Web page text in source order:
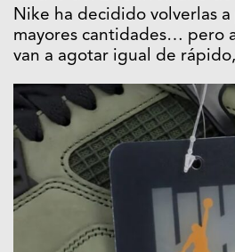
Nike ha decidido volverlas
mayores cantidades… pero
van a agotar igual de